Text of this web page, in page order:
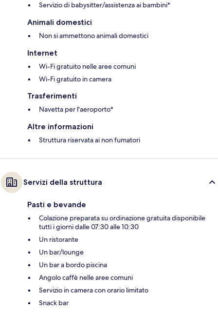
Servizio di babysitter/assistenza ai bambini*
Animali domestici
Non si ammettono animali domestici
Internet
Wi-Fi gratuito nelle aree comuni
Wi-Fi gratuito in camera
Trasferimenti
Navetta per l'aeroporto*
Altre informazioni
Struttura riservata ai non fumatori
Servizi della struttura
Pasti e bevande
Colazione preparata su ordinazione gratuita disponibile
tutti i giorni dalle 07:30 alle 10:30
Un ristorante
Un bar/lounge
Un bar a bordo piscina
Angolo caffè nelle aree comuni
Servizio in camera con orario limitato
Snack bar